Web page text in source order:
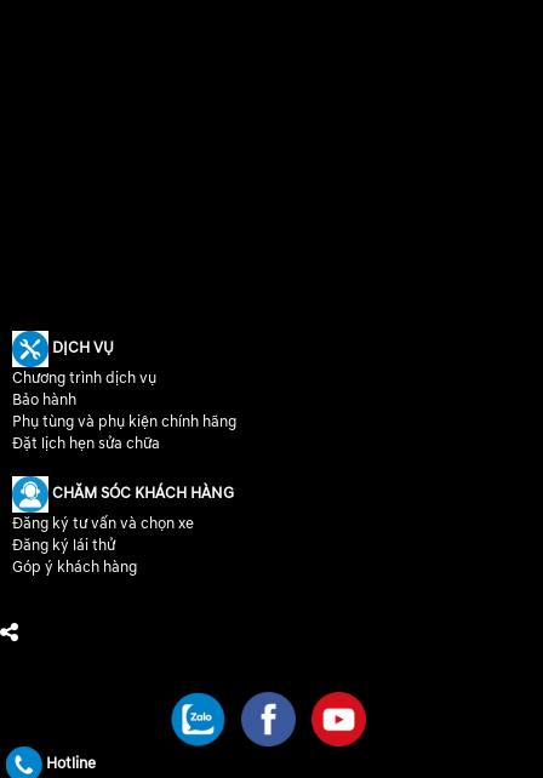
DỊCH VỤ
Chương trình dịch vụ
Bảo hành
Phụ tùng và phụ kiện chính hãng
Đặt lịch hẹn sửa chữa
CHĂM SÓC KHÁCH HÀNG
Đăng ký tư vấn và chọn xe
Đăng ký lái thử
Góp ý khách hàng
Hotline